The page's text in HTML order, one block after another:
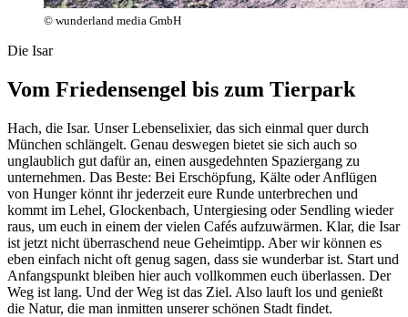
© wunderland media GmbH
Die Isar
Vom Friedensengel bis zum Tierpark
Hach, die Isar. Unser Lebenselixier, das sich einmal quer durch
München schlängelt. Genau deswegen bietet sie sich auch so
unglaublich gut dafür an, einen ausgedehnten Spaziergang zu
unternehmen. Das Beste: Bei Erschöpfung, Kälte oder Anflügen
von Hunger könnt ihr jederzeit eure Runde unterbrechen und
kommt im Lehel, Glockenbach, Untergiesing oder Sendling wieder
raus, um euch in einem der vielen Cafés aufzuwärmen. Klar, die Isar
ist jetzt nicht überraschend neue Geheimtipp. Aber wir können es
eben einfach nicht oft genug sagen, dass sie wunderbar ist. Start und
Anfangspunkt bleiben hier auch vollkommen euch überlassen. Der
Weg ist lang. Und der Weg ist das Ziel. Also lauft los und genießt
die Natur, die man inmitten unserer schönen Stadt findet.